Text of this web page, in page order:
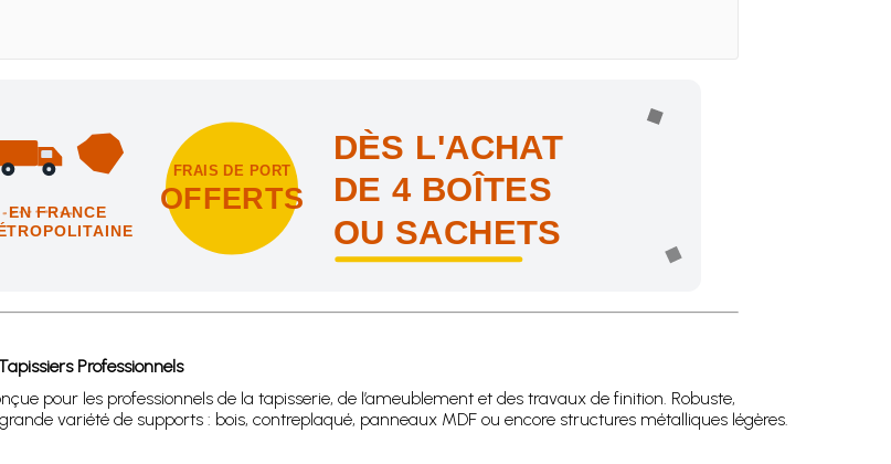
EN FRANCE
FRAIS DE PORT
OFFERTS
DÈS L'ACHAT
DE 4 BOÎTES
OU SACHETS
offrons les frais de port en France métropolitaine !
Professionnels
pour les professionnels de la tapisserie, de l’ameublement et des travaux de finition. Robuste,
variété de supports : bois, contreplaqué, panneaux MDF ou encore structures métalliques légères.